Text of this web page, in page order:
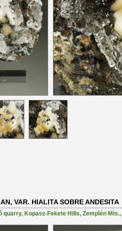
VAR. HIALITA SOBRE ANDESITA
quarry, Kopasz-Fekete Hills, Zemplén Mts.,